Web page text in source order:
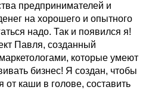
предпринимателей и
на хорошего и опытного
надо. Так и появился я!
Павля, созданный
которые умеют
бизнес! Я создан, чтобы
от каши в голове, составить